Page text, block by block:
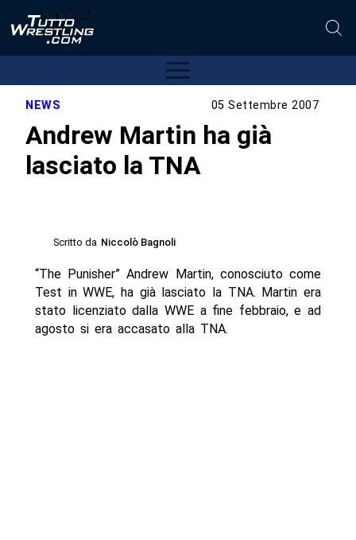
NEWS 05 Settembre 2007
Andrew Martin ha già
lasciato la TNA
Scritto da Niccolò Bagnoli
“The Punisher” Andrew Martin, conosciuto come
Test in WWE, ha già lasciato la TNA. Martin era
stato licenziato dalla WWE a fine febbraio, e ad
agosto si era accasato alla TNA.